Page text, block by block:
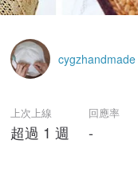
cygzhandmade
上次上線
超過 1 週
回應率
-